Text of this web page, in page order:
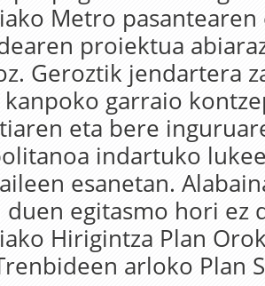
Metro pasantearen
proiektua
Geroztik jendartera
garraio
eta bere
indartuko
esanetan.
duen egitasmo hori ez
Hirigintza Plan
arloko Plan